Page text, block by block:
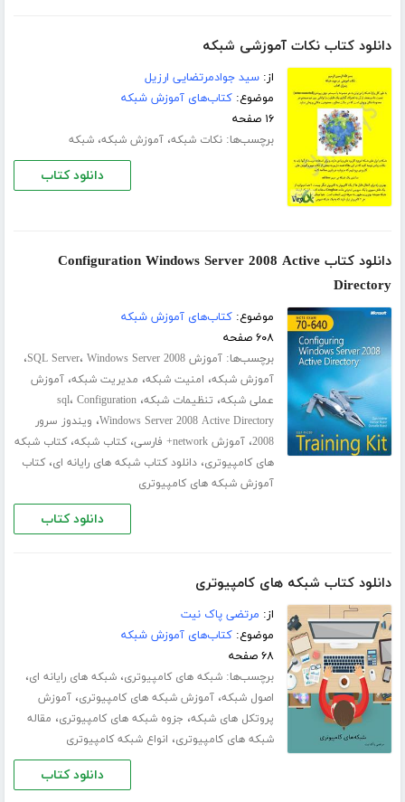
دانلود کتاب نکات آموزشی شبکه
از:سید جوادمرتضایی ارزیل
موضوع:کتاب‌های آموزش شبکه
۱۶ صفحه
برچسب‌ها:نکات شبکه،آموزش شبکه،شبکه
دانلود کتاب
دانلود کتاب Configuration Windows Server 2008 Active
Directory
موضوع:کتاب‌های آموزش شبکه
۶۰۸ صفحه
برچسب‌ها:آموزش SQL Server ، Windows Server 2008 ،
آموزش شبکه، امنیت شبکه، مدیریت شبکه،آموزش
عملی شبکه، تنظیمات شبکه، sql، Configuration
Windows Server 2008 Active Directory، ویندوز سرور
2008،آموزش network+ فارسی ،کتاب شبکه،کتاب شبکه
های کامپیوتری،دانلود کتاب شبکه های رایانه ای،کتاب
آموزش شبکه های کامپیوتری
دانلود کتاب
دانلود کتاب شبکه های کامپیوتری
از: مرتضی پاک نیت
موضوع:کتاب‌های آموزش شبکه
۶۸ صفحه
برچسب‌ها:شبکه های کامپیوتری،شبکه های رایانه ای،
اصول شبکه،آموزش شبکه های کامپیوتری،آموزش
پروتکل های شبکه، جزوه شبکه های کامپیوتری، مقاله
شبکه های کامپیوتری، انواع شبکه کامپیوتری
دانلود کتاب